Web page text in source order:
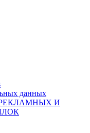
данных
И